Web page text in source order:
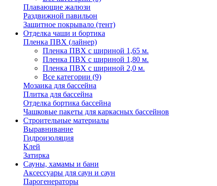
Плавающие жалюзи
Раздвижной павильон
Защитное покрывало (тент)
Отделка чаши и бортика
Пленка ПВХ (лайнер)
Пленка ПВХ с шириной 1,65 м.
Пленка ПВХ с шириной 1,80 м.
Пленка ПВХ с шириной 2,0 м.
Все категории (9)
Мозаика для бассейна
Плитка для бассейна
Отделка бортика бассейна
Чашковые пакеты для каркасных бассейнов
Строительные материалы
Выравнивание
Гидроизоляция
Клей
Затирка
Сауны, хамамы и бани
Аксессуары для саун и саун
Парогенераторы